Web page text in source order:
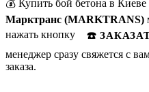
💰 Купить бой бетона в
Марктранс (MARKTRANS)
нажать кнопку
☎️
менеджер сразу свяжется с
заказа.